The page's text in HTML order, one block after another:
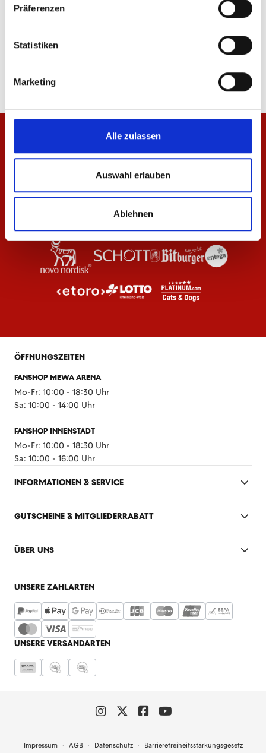
Präferenzen
Statistiken
Marketing
Alle zulassen
Auswahl erlauben
Ablehnen
Zip Jacke Essentials
ÖFFNUNGSZEITEN
FANSHOP MEWA ARENA
Mo-Fr: 10:00 - 18:30 Uhr
Sa: 10:00 - 14:00 Uhr
FANSHOP INNENSTADT
Mo-Fr: 10:00 - 18:30 Uhr
Sa: 10:00 - 16:00 Uhr
INFORMATIONEN & SERVICE
GUTSCHEINE & MITGLIEDERRABATT
ÜBER UNS
UNSERE ZAHLARTEN
UNSERE VERSANDARTEN
Impressum AGB Datenschutz Barrierefreiheitsstärkungsgesetz